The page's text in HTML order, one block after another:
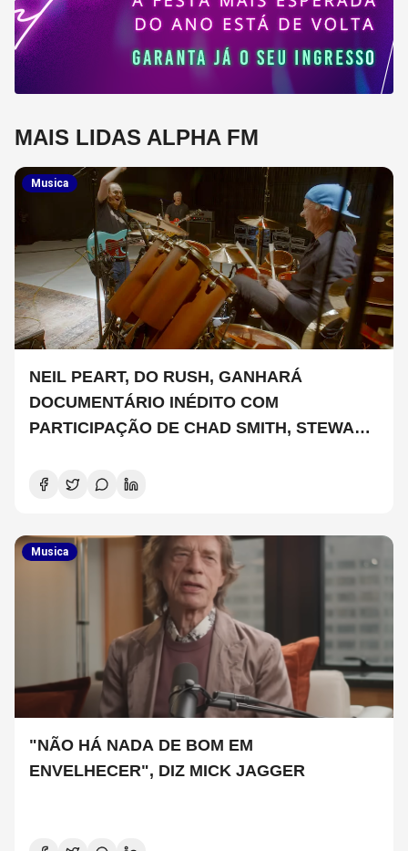
MAIS LIDAS ALPHA FM
Musica
NEIL PEART, DO RUSH, GANHARÁ
DOCUMENTÁRIO INÉDITO COM
PARTICIPAÇÃO DE CHAD SMITH, STEWART
Musica
"NÃO HÁ NADA DE BOM EM
ENVELHECER", DIZ MICK JAGGER